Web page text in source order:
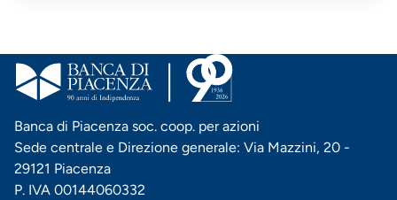
Banca di Piacenza soc. coop. per azioni
Sede centrale e Direzione generale: Via Mazzini, 20 -
29121 Piacenza
P. IVA 00144060332